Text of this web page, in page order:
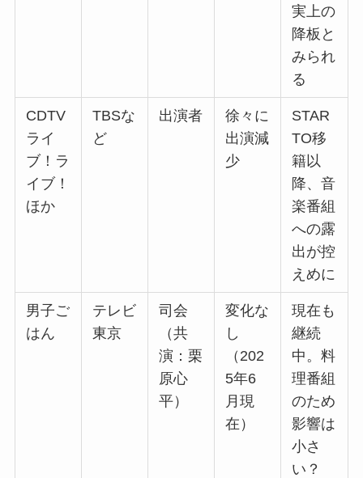
実上の
降板と
みられ
る
CDTV
ライ
ブ！ラ
イブ！
ほか
TBSな
ど
出演者
徐々に
出演減
少
STAR
TO移
籍以
降、音
楽番組
への露
出が控
えめに
男子ご
はん
テレビ
東京
司会
（共
演：栗
原心
平）
変化な
し
（202
5年6
月現
在）
現在も
継続
中。料
理番組
のため
影響は
小さ
い？